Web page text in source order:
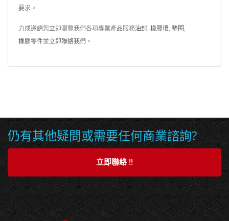
要求。
力成邀請您立即瀏覽我們各項專業產品服務油封 橡膠環 墊圈
橡膠零件並 立即聯絡我們 。
仍有其他疑問或需要任何商業諮詢?
立即聯絡 !!